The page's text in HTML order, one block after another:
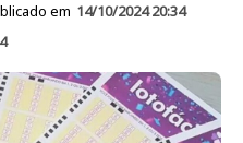
em 14/10/2024 20:34